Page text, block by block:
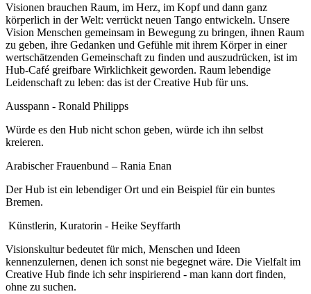
Visionen brauchen Raum, im Herz, im Kopf und dann ganz
körperlich in der Welt: verrückt neuen Tango entwickeln. Unsere
Vision Menschen gemeinsam in Bewegung zu bringen, ihnen Raum
zu geben, ihre Gedanken und Gefühle mit ihrem Körper in einer
wertschätzenden Gemeinschaft zu finden und auszudrücken, ist im
Hub-Café greifbare Wirklichkeit geworden. Raum lebendige
Leidenschaft zu leben: das ist der Creative Hub für uns.
Ausspann - Ronald Philipps
Würde es den Hub nicht schon geben, würde ich ihn selbst
kreieren.
Arabischer Frauenbund – Rania Enan
Der Hub ist ein lebendiger Ort und ein Beispiel für ein buntes
Bremen.
Künstlerin, Kuratorin - Heike Seyffarth
Visionskultur bedeutet für mich, Menschen und Ideen
kennenzulernen, denen ich sonst nie begegnet wäre. Die Vielfalt im
Creative Hub finde ich sehr inspirierend - man kann dort finden,
ohne zu suchen.